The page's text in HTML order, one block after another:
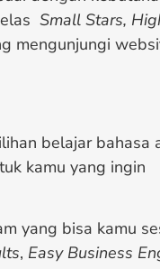
Small Stars,
mengunjungi
belajar bahasa
kamu yang ingin
yang bisa kamu
, Easy Business